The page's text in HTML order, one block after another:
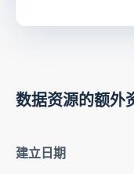
数据资源的额外
建立日期